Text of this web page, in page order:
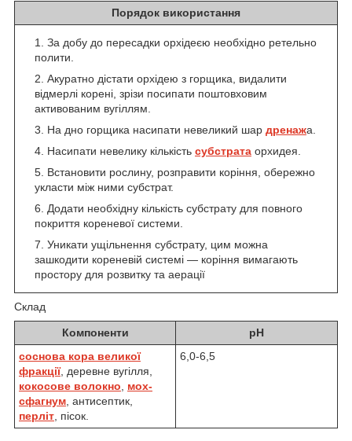
Порядок використання
За добу до пересадки орхідеєю необхідно ретельно
полити.
Акуратно дістати орхідею з горщика, видалити
відмерлі корені, зрізи посипати поштовховим
активованим вугіллям.
На дно горщика насипати невеликий шар дренажа.
Насипати невелику кількість субстрата орхидея.
Встановити рослину, розправити коріння, обережно
укласти між ними субстрат.
Додати необхідну кількість субстрату для повного
покриття кореневої системи.
Уникати ущільнення субстрату, цим можна
зашкодити кореневій системі — коріння вимагають
простору для розвитку та аерації
Склад
Компоненти
рН
соснова кора великої
фракції, деревне вугілля,
кокосове волокно
мох-
сфагнум , антисептик,
перліт , пісок.
6,0-6,5